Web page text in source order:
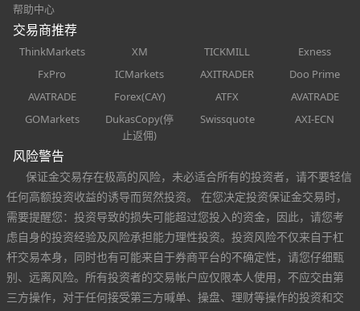
帮助中心
交易商推荐
ThinkMarkets XM TICKMILL
Exness
FxPro
ICMarkets AXITRADER
Doo Prime
AVATRADE
Forex(CAY) ATFX
AVATRADE
GOMarkets
DukasCopy(停
止返佣)
Swissquote AXI-ECN
风险警告
保证金交易存在极高的风险，未必适合所有的投资者，请不要轻信
任何高额投资收益的诱导而贸然投资。 在您决定投资保证金交易时，
需要提醒您：投资导致的损失可能超过您投入的资金，因此，请您考
虑自身的投资经验及风险承担能力理性投资。投资风险不仅来自于杠
杆交易本身，同时也有可能来自于券商平台的不确定性，请您仔细甄
别、远离风险。所有投资者的交易帐户应仅限本人使用，不应交由第
三方操作，对于任何接受第三方喊单、操盘、理财等操作的投资和交